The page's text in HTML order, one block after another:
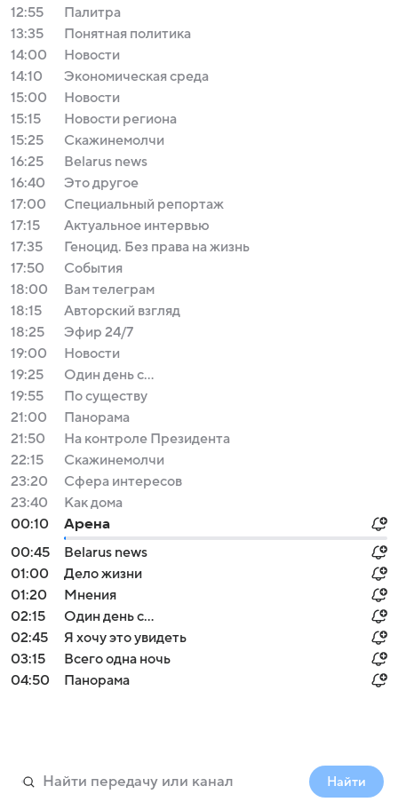
12:55
Палитра
13:35
Понятная политика
14:00
Новости
14:10
Экономическая среда
15:00
Новости
15:15
Новости региона
15:25
Скажинемолчи
16:25
Belarus news
16:40
Это другое
17:00
Специальный репортаж
17:15
Актуальное интервью
17:35
Геноцид. Без права на жизнь
17:50
События
18:00
Вам телеграм
18:15
Авторский взгляд
18:25
Эфир 24/7
19:00
Новости
19:25
Один день с...
19:55
По существу
21:00
Панорама
21:50
На контроле Президента
22:15
Скажинемолчи
23:20
Сфера интересов
23:40
Как дома
00:10
Арена
00:45
Belarus news
01:00
Дело жизни
01:20
Мнения
02:15
Один день с...
02:45
Я хочу это увидеть
03:15
Всего одна ночь
04:50
Панорама
Найти